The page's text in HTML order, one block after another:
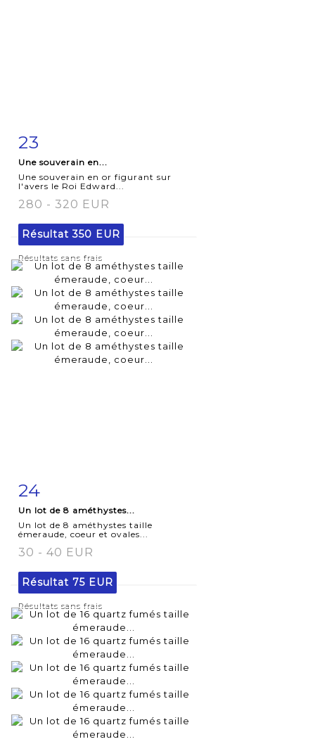
23
Une souverain en...
Une souverain en or figurant sur
l'avers le Roi Edward...
280 - 320 EUR
Résultat350 EUR
Résultats sans frais
24
Un lot de 8 améthystes...
Un lot de 8 améthystes taille
émeraude, coeur et ovales...
30 - 40 EUR
Résultat 75 EUR
Résultats sans frais